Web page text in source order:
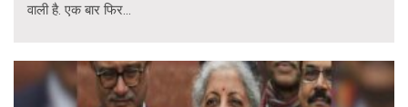
वाली है. एक बार फिर...